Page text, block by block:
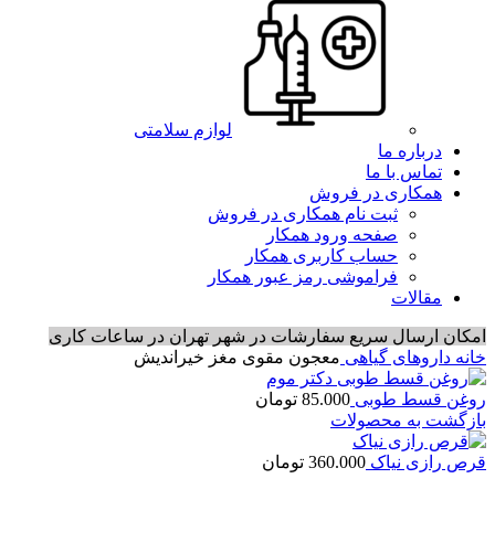
لوازم سلامتی
درباره ما
تماس با ما
همکاری در فروش
ثبت نام همکاری در فروش
صفحه ورود همکار
حساب کاربری همکار
فراموشی رمز عبور همکار
مقالات
امکان ارسال سریع سفارشات در شهر تهران در ساعات کاری
خانه داروهای گیاهی معجون مقوی مغز خیراندیش
روغن قسط طوبی 85.000 تومان
بازگشت به محصولات
قرص رازی نیاک 360.000 تومان